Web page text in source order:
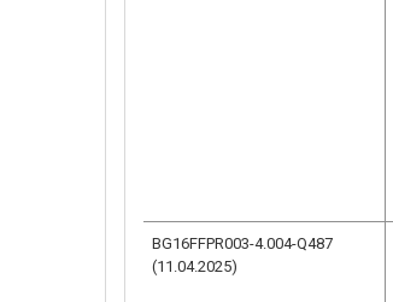
BG16FFPR003-4.004-Q487
(11.04.2025)